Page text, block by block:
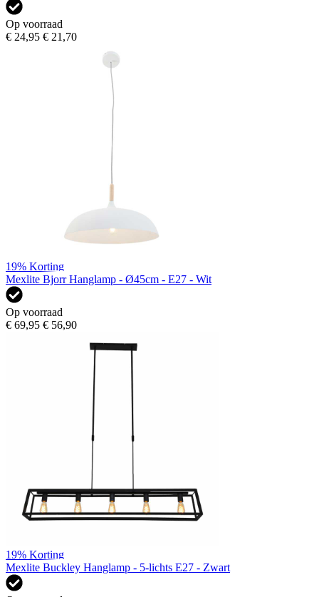
Op voorraad
€ 24,95 € 21,70
19% Korting
Mexlite Bjorr Hanglamp - Ø45cm - E27 - Wit
Op voorraad
€ 69,95 € 56,90
19% Korting
Mexlite Buckley Hanglamp - 5-lichts E27 - Zwart